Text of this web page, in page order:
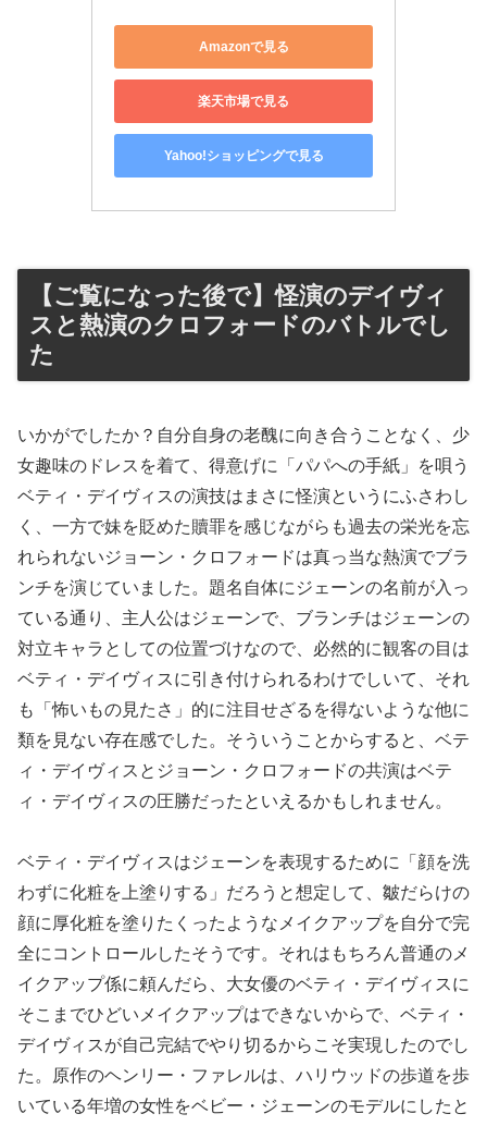
Amazonで見る
楽天市場で見る
Yahoo!ショッピングで見る
【ご覧になった後で】怪演のデイヴィ
スと熱演のクロフォードのバトルでし
た
いかがでしたか？自分自身の老醜に向き合うことなく、少
女趣味のドレスを着て、得意げに「パパへの手紙」を唄う
ベティ・デイヴィスの演技はまさに怪演というにふさわし
く、一方で妹を貶めた贖罪を感じながらも過去の栄光を忘
れられないジョーン・クロフォードは真っ当な熱演でブラ
ンチを演じていました。題名自体にジェーンの名前が入っ
ている通り、主人公はジェーンで、ブランチはジェーンの
対立キャラとしての位置づけなので、必然的に観客の目は
ベティ・デイヴィスに引き付けられるわけでしいて、それ
も「怖いもの見たさ」的に注目せざるを得ないような他に
類を見ない存在感でした。そういうことからすると、ベテ
ィ・デイヴィスとジョーン・クロフォードの共演はベテ
ィ・デイヴィスの圧勝だったといえるかもしれません。
ベティ・デイヴィスはジェーンを表現するために「顔を洗
わずに化粧を上塗りする」だろうと想定して、皺だらけの
顔に厚化粧を塗りたくったようなメイクアップを自分で完
全にコントロールしたそうです。それはもちろん普通のメ
イクアップ係に頼んだら、大女優のベティ・デイヴィスに
そこまでひどいメイクアップはできないからで、ベティ・
デイヴィスが自己完結でやり切るからこそ実現したのでし
た。原作のヘンリー・ファレルは、ハリウッドの歩道を歩
いている年増の女性をベビー・ジェーンのモデルにしたと